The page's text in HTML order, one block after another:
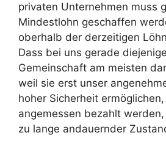
privaten Unternehmen muss
Mindestlohn geschaffen
oberhalb der derzeitigen
Dass bei uns gerade
Gemeinschaft am meisten
weil sie erst unser
hoher Sicherheit
angemessen bezahlt
zu lange andauernder